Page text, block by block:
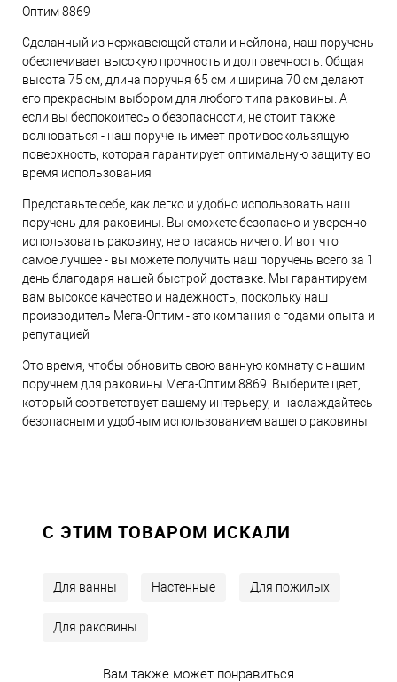
Оптим 8869
Сделанный из нержавеющей стали и нейлона, наш поручень
обеспечивает высокую прочность и долговечность. Общая
высота 75 см, длина поручня 65 см и ширина 70 см делают
его прекрасным выбором для любого типа раковины. А
если вы беспокоитесь о безопасности, не стоит также
волноваться - наш поручень имеет противоскользящую
поверхность, которая гарантирует оптимальную защиту во
время использования
Представьте себе, как легко и удобно использовать наш
поручень для раковины. Вы сможете безопасно и уверенно
использовать раковину, не опасаясь ничего. И вот что
самое лучшее - вы можете получить наш поручень всего за 1
день благодаря нашей быстрой доставке. Мы гарантируем
вам высокое качество и надежность, поскольку наш
производитель Мега-Оптим - это компания с годами опыта и
репутацией
Это время, чтобы обновить свою ванную комнату с нашим
поручнем для раковины Мега-Оптим 8869. Выберите цвет,
который соответствует вашему интерьеру, и наслаждайтесь
безопасным и удобным использованием вашего раковины
C ЭТИМ ТОВАРОМ ИСКАЛИ
Для ванны Настенные Для пожилых
Для раковины
Вам также может понравиться